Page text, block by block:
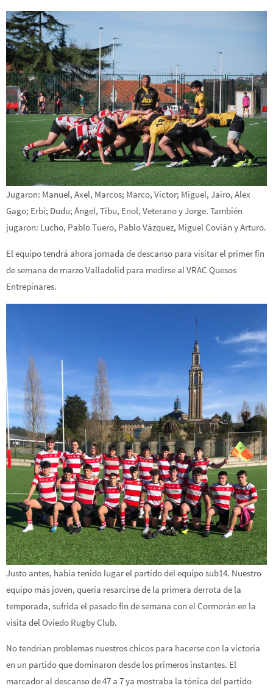
Jugaron: Manuel, Axel, Marcos; Marco, Víctor; Miguel, Jairo, Alex
Gago; Erbi; Dudu; Ángel, Tibu, Enol, Veterano y Jorge. También
jugaron: Lucho, Pablo Tuero, Pablo Vázquez, Miguel Covián y Arturo.
El equipo tendrá ahora jornada de descanso para visitar el primer fin
de semana de marzo Valladolid para medirse al VRAC Quesos
Entrepinares.
Justo antes, había tenido lugar el partido del equipo sub14. Nuestro
equipo más joven, quería resarcirse de la primera derrota de la
temporada, sufrida el pasado fin de semana con el Cormorán en la
visita del Oviedo Rugby Club.
No tendrían problemas nuestros chicos para hacerse con la victoria
en un partido que dominaron desde los primeros instantes. El
marcador al descanso de 47 a 7 ya mostraba la tónica del partido